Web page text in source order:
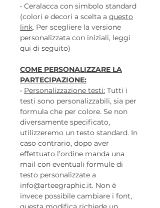
• Ceralacca con simbolo standard
(colori e decori a scelta a questo
link. Per scegliere la versione
personalizzata con iniziali, leggi
qui di seguito)
COME PERSONALIZZARE LA
PARTECIPAZIONE:
• Personalizzazione testi: Tutti i
testi sono personalizzabili, sia per
formula che per colore. Se non
diversamente specificato,
utilizzeremo un testo standard. In
caso contrario, dopo aver
effettuato l’ordine manda una
mail con eventuali formule di
testo personalizzate a
info@arteegraphic.it. Non è
invece possibile cambiare i font,